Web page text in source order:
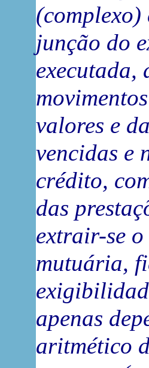
(complexo)
junção do
executada,
movimentos
valores e
vencidas e
crédito,
das
extrair-se o
mutuária,
apenas
aritmético